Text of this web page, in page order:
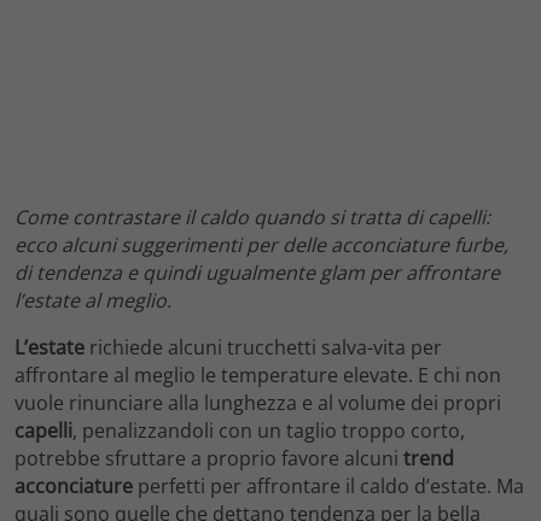
Come contrastare il caldo quando si tratta di capelli:
ecco alcuni suggerimenti per delle acconciature furbe,
di tendenza e quindi ugualmente glam per affrontare
l’estate al meglio.
L’estate richiede alcuni trucchetti salva-vita per
affrontare al meglio le temperature elevate. E chi non
vuole rinunciare alla lunghezza e al volume dei propri
capelli, penalizzandoli con un taglio troppo corto,
potrebbe sfruttare a proprio favore alcuni trend
acconciature perfetti per affrontare il caldo d’estate. Ma
quali sono quelle che dettano tendenza per la bella